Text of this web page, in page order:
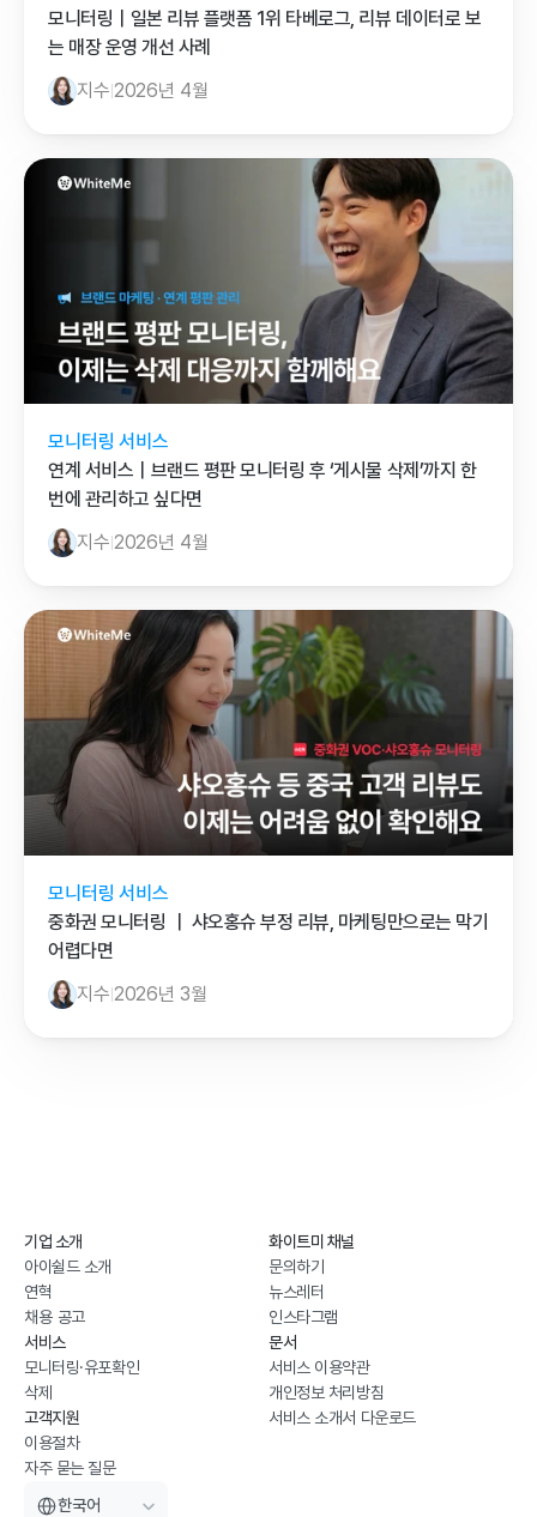
모니터링｜일본 리뷰 플랫폼 1위 타베로그, 리뷰 데이터로 보
는 매장 운영 개선 사례
지수 2026년 4월
모니터링 서비스
연계 서비스｜브랜드 평판 모니터링 후 ‘게시물 삭제’까지 한
번에 관리하고 싶다면
지수 2026년 4월
모니터링 서비스
중화권 모니터링 ｜ 샤오홍슈 부정 리뷰, 마케팅만으로는 막기
어렵다면
지수 2026년 3월
기업 소개
아이쉴드 소개
연혁
채용 공고
서비스
모니터링·유포확인
삭제
고객지원
이용절차
자주 묻는 질문
화이트미 채널
문의하기
뉴스레터
인스타그램
문서
서비스 이용약관
개인정보 처리방침
서비스 소개서 다운로드
한국어